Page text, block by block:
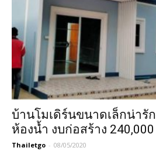
บ้านโมเดิร์นขนาดเล็กน่ารั
ห้องน้ำ งบก่อสร้าง
Thailetgo - 08/05/2020